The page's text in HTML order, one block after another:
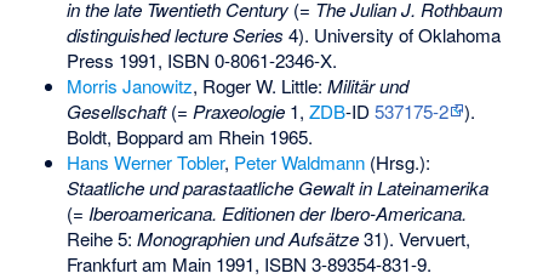
in the late Twentieth Century(= The Julian J. Rothbaum
distinguished lecture Series 4). University of Oklahoma
Press 1991, ISBN 0-8061-2346-X.
Morris Janowitz, Roger W. Little: Militär und
Gesellschaft(= Praxeologie1, ZDB-ID 537175-2
).
Boldt, Boppard am Rhein 1965.
Hans Werner Tobler, Peter Waldmann(Hrsg.):
Staatliche und parastaatliche Gewalt in Lateinamerika
(= Iberoamericana. Editionen der Ibero-Americana.
Reihe 5: Monographien und Aufsätze31). Vervuert,
Frankfurt am Main 1991, ISBN 3-89354-831-9.